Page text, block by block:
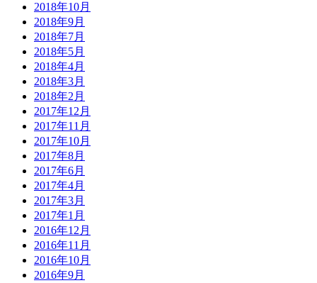
2018年10月
2018年9月
2018年7月
2018年5月
2018年4月
2018年3月
2018年2月
2017年12月
2017年11月
2017年10月
2017年8月
2017年6月
2017年4月
2017年3月
2017年1月
2016年12月
2016年11月
2016年10月
2016年9月